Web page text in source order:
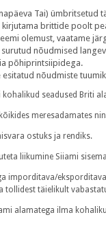
Tai) ümbritsetud
brittide poolt
olemust, vaatame
nõudmised
põhiprintsiipidega.
nõudmiste
seadused Briti
meresadamates
ostuks ja rendiks.
liikumine Siiami
imporditava/
tollidest täielikult
alamatega ilma